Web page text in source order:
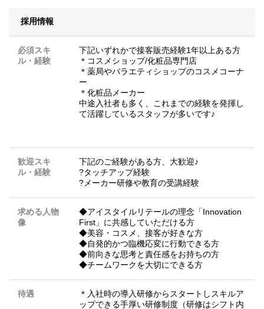
採用情報
必須スキ
ル・経験
下記いずれかで接客販売経験1年以上ある方
＊コスメショップ/化粧品専門店
＊薬局やバラエティショップのコスメコーナ
ー
＊化粧品メーカー
中途入社者も多く、これまでの経験を発揮し
て活躍しているスタッフが多いです♪
歓迎スキ
ル・経験
下記のご経験がある方、大歓迎♪
?タッチアップ経験
?メーカー研修や教育の受講経験
求める人物
像
◆アイスタイルリテールの理念「Innovation
First」に共感していただける方
◆美容・コスメ、接客が好きな方
◆自発的かつ臨機応変に行動できる方
◆前向きな思考と責任感をお持ちの方
◆チームワークを大切にできる方
待遇
＊入社時の導入研修からスタートしスキルア
ップできる手厚い研修制度（研修はシフト内